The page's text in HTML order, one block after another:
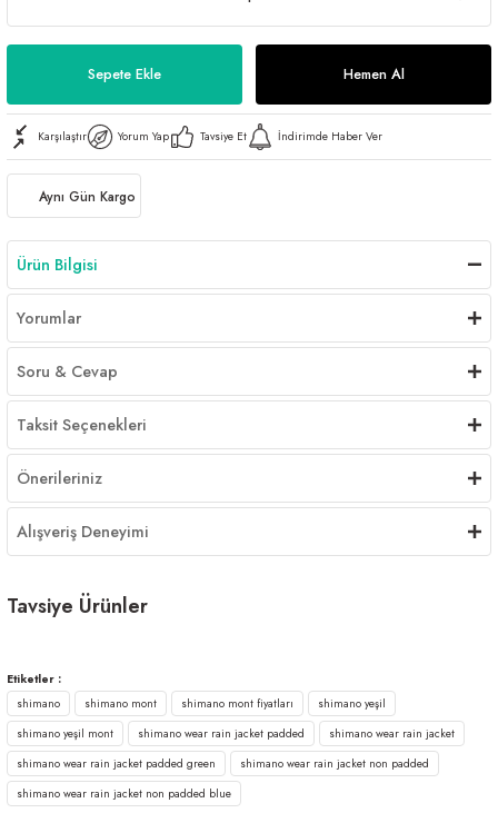
Sepete Ekle Hemen Al
Karşılaştır Yorum Yap Tavsiye Et İndirimde Haber Ver
Aynı Gün Kargo
Ürün Bilgisi
Yorumlar
Soru & Cevap
Taksit Seçenekleri
Önerileriniz
Alışveriş Deneyimi
Tavsiye Ürünler
8.234,00 ₺
Etiketler :
shimano
shimano mont shimano mont fiyatları
shimano yeşil
shimano yeşil mont
shimano wear rain jacket padded
shimano wear rain jacket
shimano wear rain jacket padded green
shimano wear rain jacket non padded
shimano wear rain jacket non padded blue